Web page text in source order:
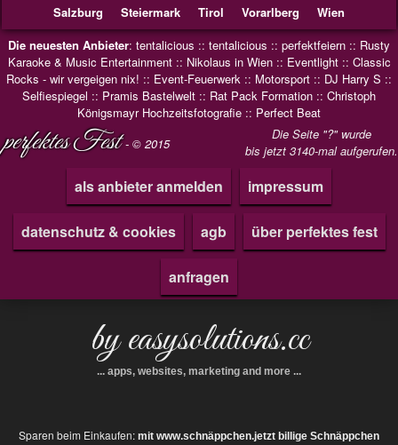
Salzburg
Steiermark Tirol Vorarlberg
Wien
Die neuesten Anbieter: tentalicious :: tentalicious :: perfektfeiern :: Rusty
Karaoke & Music Entertainment:: Nikolaus in Wien:: Eventlight:: Classic
Rocks - wir vergeigen nix! :: Event-Feuerwerk :: Motorsport :: DJ Harry S ::
Selfiespiegel :: Pramis Bastelwelt :: Rat Pack Formation :: Christoph
Königsmayr Hochzeitsfotografie :: Perfect Beat
Die Seite "?" wurde
bis jetzt 3140-mal aufgerufen.
perfektes Fest- © 2015
als anbieter anmelden impressum
datenschutz & cookies agb über perfektes fest
anfragen
by easysolutions.cc
... apps, websites, marketing and more ...
Sparen beim Einkaufen: mit www.schnäppchen.jetzt billige Schnäppchen